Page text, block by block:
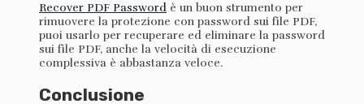
Recover PDF Password è un buon strumento per
rimuovere la protezione con password sui file PDF,
puoi usarlo per recuperare ed eliminare la password
sui file PDF, anche la velocità di esecuzione
complessiva è abbastanza veloce.
Conclusione